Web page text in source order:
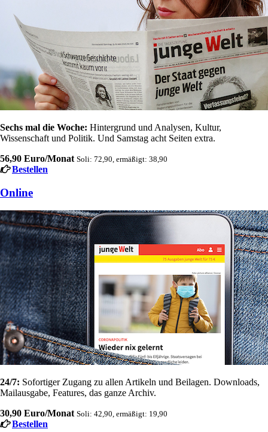
Sechs mal die Woche: Hintergrund und Analysen, Kultur,
Wissenschaft und Politik. Und Samstag acht Seiten extra.
56,90 Euro/Monat Soli: 72,90, ermäßigt: 38,90
Bestellen
Online
24/7: Sofortiger Zugang zu allen Artikeln und Beilagen. Downloads,
Mailausgabe, Features, das ganze Archiv.
30,90 Euro/Monat Soli: 42,90, ermäßigt: 19,90
Bestellen